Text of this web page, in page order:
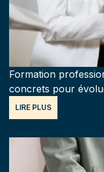
Formation
concrets pour
LIRE PLUS